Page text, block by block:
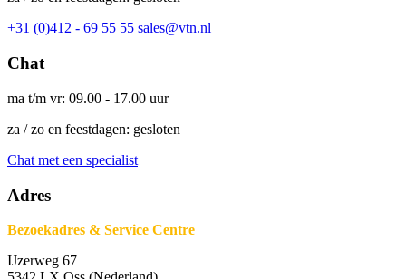
+31 (0)412 - 69 55 55 sales@vtn.nl
Chat
ma t/m vr: 09.00 - 17.00 uur
za / zo en feestdagen: gesloten
Chat met een specialist
Adres
Bezoekadres & Service Centre
IJzerweg 67